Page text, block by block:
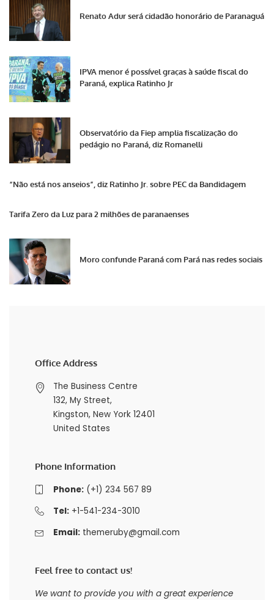
Renato Adur será cidadão honorário de Paranaguá
IPVA menor é possível graças à saúde fiscal do
Paraná, explica Ratinho Jr
Observatório da Fiep amplia fiscalização do
pedágio no Paraná, diz Romanelli
“Não está nos anseios”, diz Ratinho Jr. sobre PEC da Bandidagem
Tarifa Zero da Luz para 2 milhões de paranaenses
Moro confunde Paraná com Pará nas redes sociais
Office Address
The Business Centre
132, My Street,
Kingston, New York 12401
United States
Phone Information
Phone:(+1) 234 567 89
Tel:+1-541-234-3010
Email: themeruby@gmail.com
Feel free to contact us!
We want to provide you with a great experience